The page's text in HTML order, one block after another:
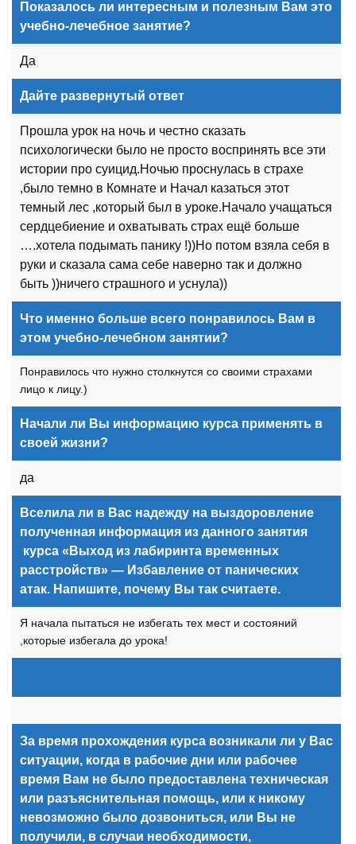
Показалось ли интересным и полезным Вам это
учебно-лечебное занятие?
Да
Дайте развернутый ответ
Прошла урок на ночь и честно сказать
психологически было не просто воспринять все эти
истории про суицид.Ночью проснулась в страхе
,было темно в Комнате и Начал казаться этот
темный лес ,который был в уроке.Начало учащаться
сердцебиение и охватывать страх ещё больше
….хотела подымать панику !))Но потом взяла себя в
руки и сказала сама себе наверно так и должно
быть ))ничего страшного и уснула))
Что именно больше всего понравилось Вам в
этом учебно-лечебном занятии?
Понравилось что нужно столкнутся со своими страхами
лицо к лицу.)
Начали ли Вы информацию курса применять в
своей жизни?
да
Вселила ли в Вас надежду на выздоровление
полученная информация из данного занятия
курса «Выход из лабиринта временных
расстройств» — Избавление от панических
атак. Напишите, почему Вы так считаете.
Я начала пытаться не избегать тех мест и состояний
,которые избегала до урока!
За время прохождения курса возникали ли у Вас
ситуации, когда в рабочие дни или рабочее
время Вам не было предоставлена техническая
или разъяснительная помощь, или к никому
невозможно было дозвониться, или Вы не
получили, в случаи необходимости,